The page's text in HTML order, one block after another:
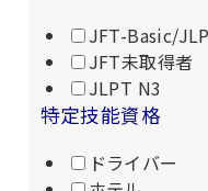
JFT-Basic/
JFT未取得者
JLPT N3
特定技能資格
ドライバー